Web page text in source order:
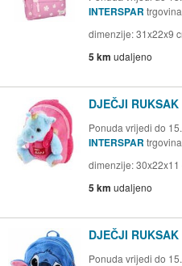
INTERSPAR
dimenzije: 31x22x9
5 km udaljeno
DJEČJI
Ponuda vrijedi do
INTERSPAR
dimenzije:
5 km udaljeno
DJEČJI
Ponuda vrijedi do